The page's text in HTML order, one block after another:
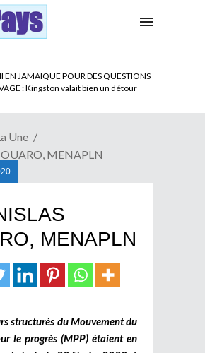
A LA TETE DU SENAT BENINOIS :
le pouvoir sans partir !
Une
MENAPLN
MENAPLN
structurés du Mouvement du
le progrès (MPP) étaient en